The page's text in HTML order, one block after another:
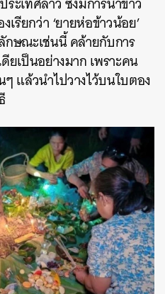
เรียกว่า ‘ยายห่อข้าวน้อย’
กษณะเช่นนี้ คล้ายกับการ
เป็นอย่างมาก เพราะคน
แล้วนำไปวางไว้บนใบตอง